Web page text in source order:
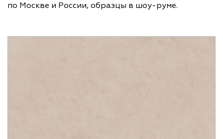
по Москве и России, образцы в шоу-руме.